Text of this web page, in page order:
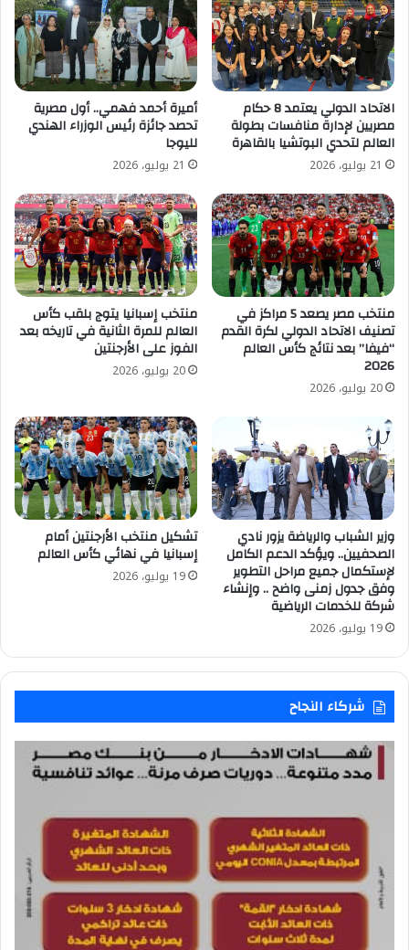
الاتحاد الدولي يعتمد 8 حكام
مصريين لإدارة منافسات بطولة
العالم لتحدي البوتشيا بالقاهرة
21 يوليو، 2026
أميرة أحمد فهمي.. أول مصرية
تحصد جائزة رئيس الوزراء الهندي
لليوجا
21 يوليو، 2026
منتخب مصر يصعد 5 مراكز في
تصنيف الاتحاد الدولي لكرة القدم
“فيفا” بعد نتائج كأس العالم
2026
20 يوليو، 2026
منتخب إسبانيا يتوج بلقب كأس
العالم للمرة الثانية في تاريخه بعد
الفوز على الأرجنتين
20 يوليو، 2026
وزير الشباب والرياضة يزور نادي
الصحفيين.. ويؤكد الدعم الكامل
لإستكمال جميع مراحل التطوير
وفق جدول زمنى واضح .. وإنشاء
شركة للخدمات الرياضية
19 يوليو، 2026
تشكيل منتخب الأرجنتين أمام
إسبانيا في نهائي كأس العالم
19 يوليو، 2026
شركاء النجاح